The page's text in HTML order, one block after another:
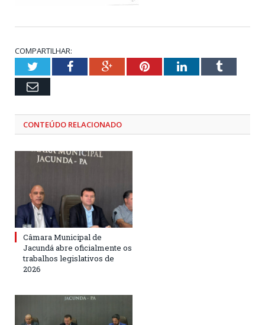
COMPARTILHAR:
TwitterFacebookGoogle+PinterestLinkedInTumblr
Email
CONTEÚDO RELACIONADO
Câmara Municipal de
Jacundá abre oficialmente os
trabalhos legislativos de
2026